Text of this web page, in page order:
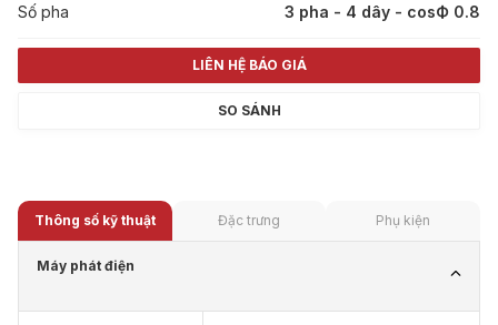
Số pha 3 pha - 4 dây - cosФ 0.8
LIÊN HỆ BÁO GIÁ
SO SÁNH
Thông số kỹ thuật Đặc trưng Phụ kiện
Máy phát điện